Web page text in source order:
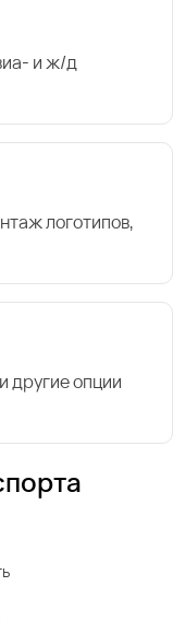
и ж/д
логотипов,
другие опции